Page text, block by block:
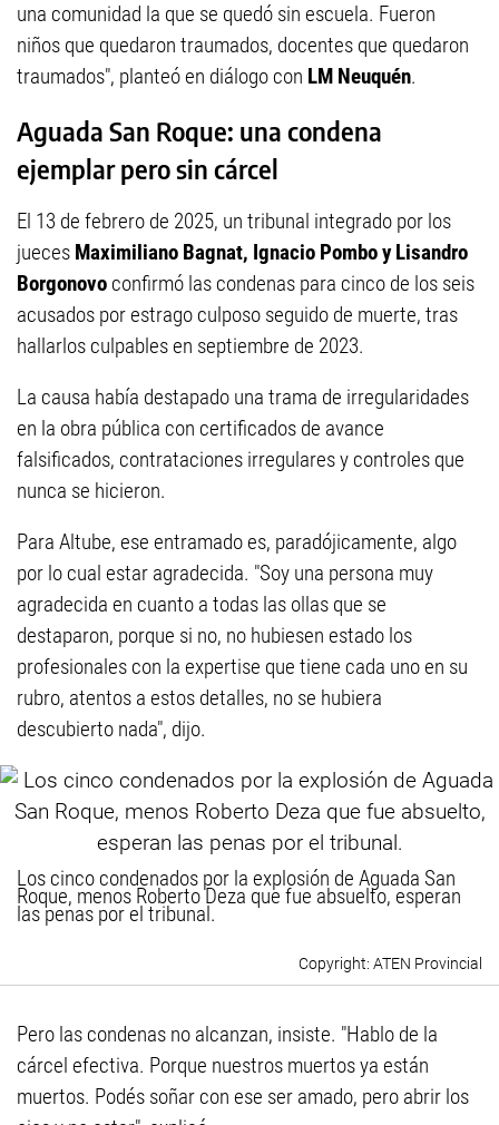
una comunidad la que se quedó sin escuela. Fueron
niños que quedaron traumados, docentes que quedaron
traumados", planteó en diálogo con LM Neuquén.
Aguada San Roque: una condena
ejemplar pero sin cárcel
El 13 de febrero de 2025, un tribunal integrado por los
jueces Maximiliano Bagnat, Ignacio Pombo y Lisandro
Borgonovo confirmó las condenas para cinco de los seis
acusados por estrago culposo seguido de muerte, tras
hallarlos culpables en septiembre de 2023.
La causa había destapado una trama de irregularidades
en la obra pública con certificados de avance
falsificados, contrataciones irregulares y controles que
nunca se hicieron.
Para Altube, ese entramado es, paradójicamente, algo
por lo cual estar agradecida. "Soy una persona muy
agradecida en cuanto a todas las ollas que se
destaparon, porque si no, no hubiesen estado los
profesionales con la expertise que tiene cada uno en su
rubro, atentos a estos detalles, no se hubiera
descubierto nada", dijo.
Los cinco condenados por la explosión de Aguada San
Roque, menos Roberto Deza que fue absuelto, esperan
las penas por el tribunal.
ATEN Provincial
Pero las condenas no alcanzan, insiste. "Hablo de la
cárcel efectiva. Porque nuestros muertos ya están
muertos. Podés soñar con ese ser amado, pero abrir los